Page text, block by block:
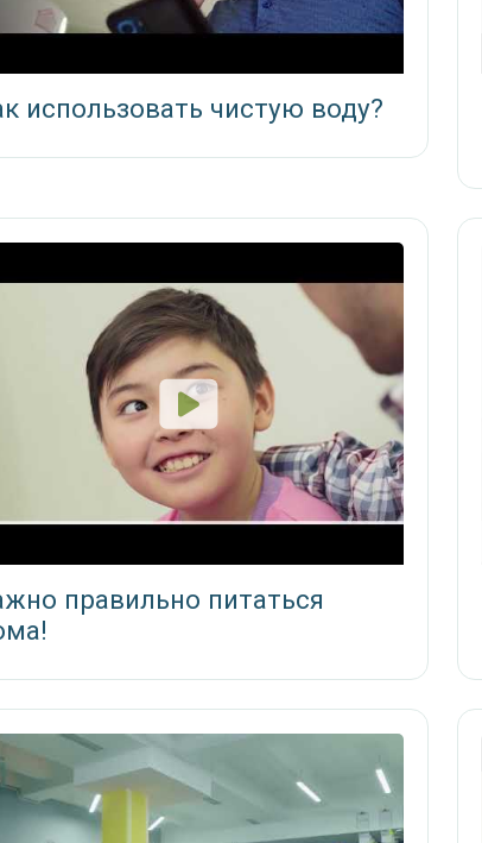
использовать чистую воду?
правильно питаться